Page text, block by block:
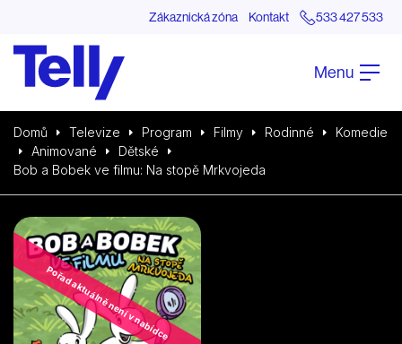
Zákaznická zóna Kontakt 533 427 533
Menu
Domů Televize Program Filmy Rodinné
Komedie
Animované
Dětské
Bob a Bobek ve filmu: Na stopě Mrkvojeda
Pořad aktuálně není v nabídce